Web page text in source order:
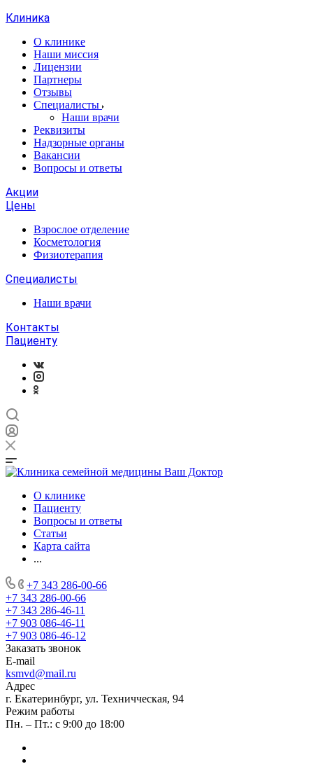
Клиника
О клинике
Наши миссия
Лицензии
Партнеры
Отзывы
Специалисты
Наши врачи
Реквизиты
Надзорные органы
Вакансии
Вопросы и ответы
Акции
Цены
Взрослое отделение
Косметология
Физиотерапия
Специалисты
Наши врачи
Контакты
Пациенту
О клинике
Пациенту
Вопросы и ответы
Статьи
Карта сайта
...
+7 343 286-00-66
+7 343 286-00-66
+7 343 286-46-11
+7 903 086-46-11
+7 903 086-46-12
Заказать звонок
E-mail
ksmvd@mail.ru
Адрес
г. Екатеринбург, ул. Техничческая, 94
Режим работы
Пн. – Пт.: с 9:00 до 18:00